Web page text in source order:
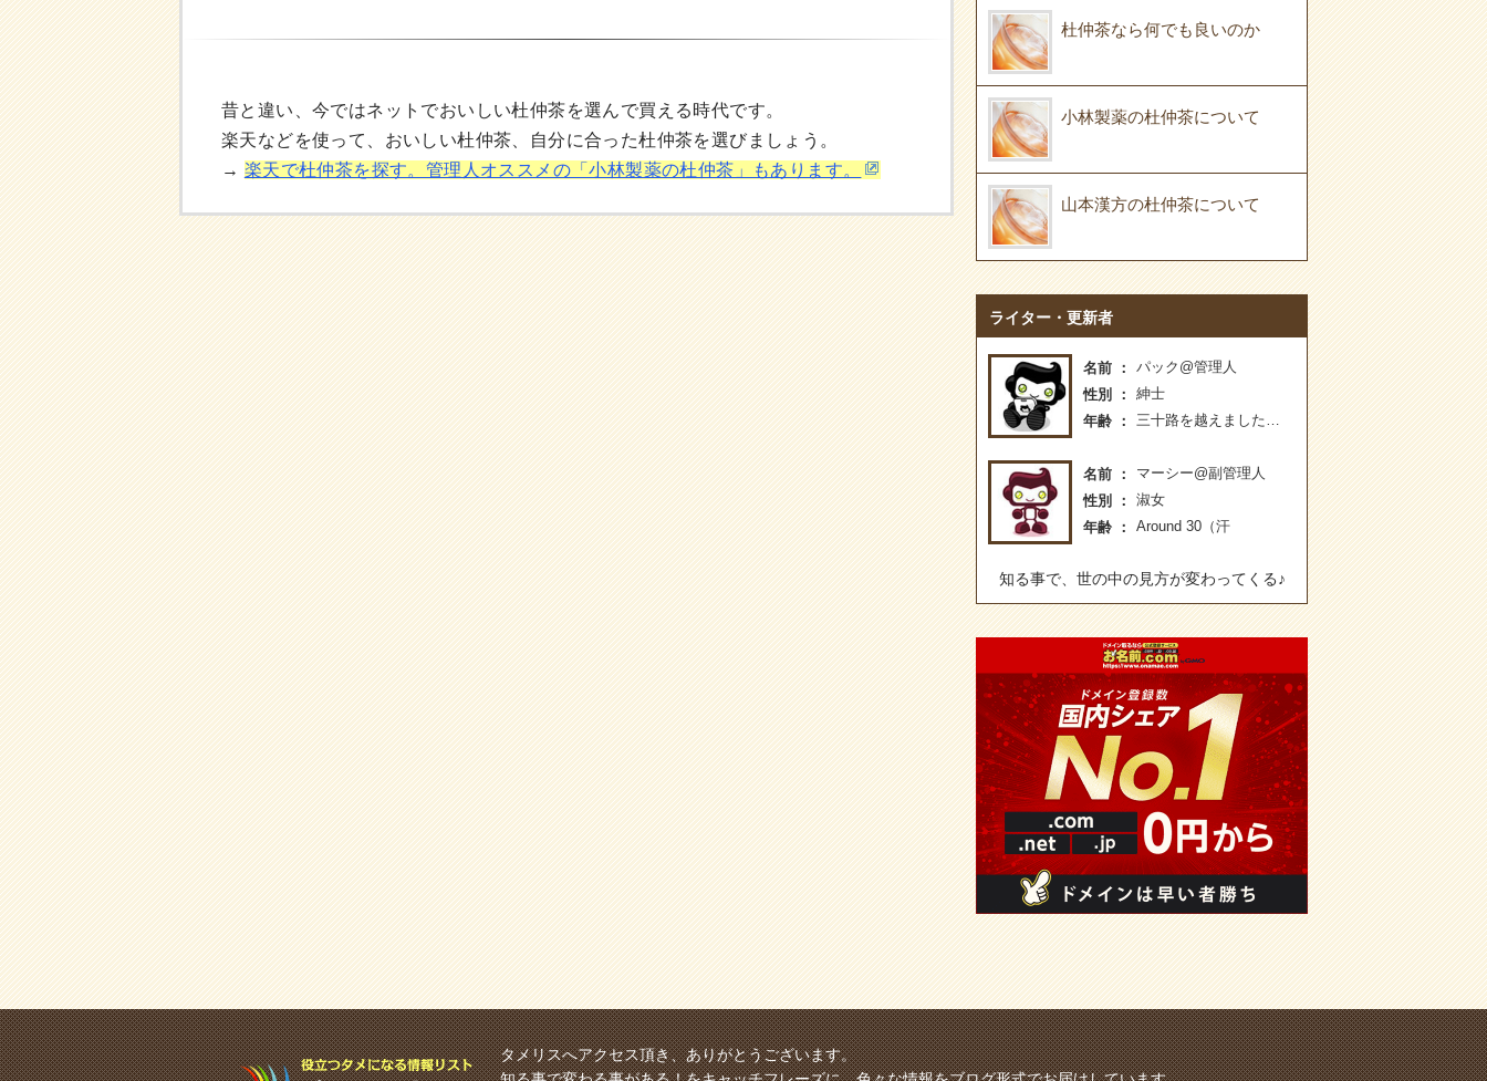
昔と違い、今ではネットでおいしい杜仲茶を選んで買える時代です。
楽天などを使って、おいしい杜仲茶、自分に合った杜仲茶を選びましょう。
→ 楽天で杜仲茶を探す。管理人オススメの「小林製薬の杜仲茶」もあります。
杜仲茶なら何でも良いのか
小林製薬の杜仲茶について
山本漢方の杜仲茶について
ライター・更新者
名前
パック@管理人
性別
紳士
年齢
三十路を越えました…
名前
マーシー@副管理人
性別
淑女
年齢
Around 30（汗
知る事で、世の中の見方が変わってくる♪
タメリスへアクセス頂き、ありがとうございます。